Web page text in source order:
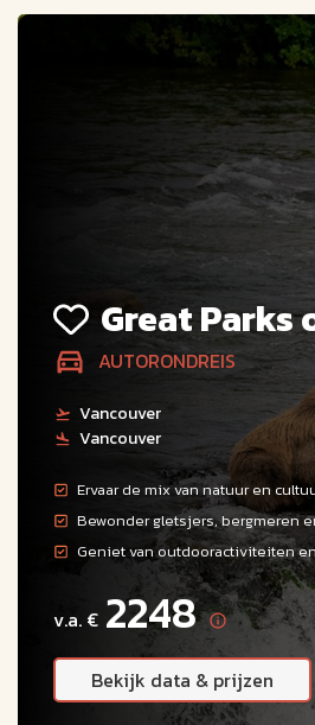
Great Parks
AUTORONDREIS
Vancouver
Vancouver
Ervaar de mix van natuur en
Bewonder gletsjers, bergmeren
Geniet van outdooractiviteiten
v.a. € 2248
Bekijk data & prijzen